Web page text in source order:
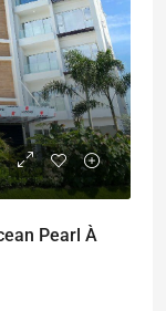
Pearl À